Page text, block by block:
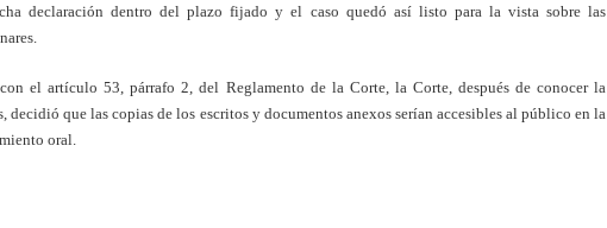
declaración dentro del plazo fijado y el caso quedó así listo para la vista sobre las
el artículo 53, párrafo 2, del Reglamento de la Corte, la Corte, después de conocer la
decidió que las copias de los escritos y documentos anexos serían accesibles al público en la
oral.